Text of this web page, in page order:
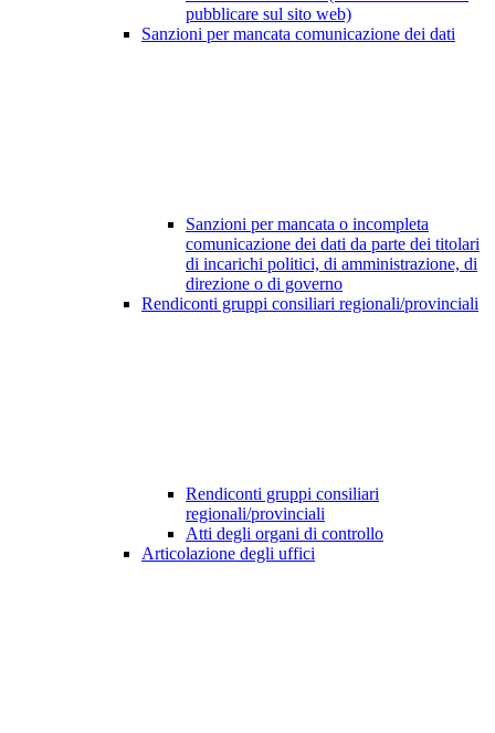
pubblicare sul sito web)
Sanzioni per mancata comunicazione dei dati
Sanzioni per mancata o incompleta
comunicazione dei dati da parte dei titolari
di incarichi politici, di amministrazione, di
direzione o di governo
Rendiconti gruppi consiliari regionali/provinciali
Rendiconti gruppi consiliari
regionali/provinciali
Atti degli organi di controllo
Articolazione degli uffici